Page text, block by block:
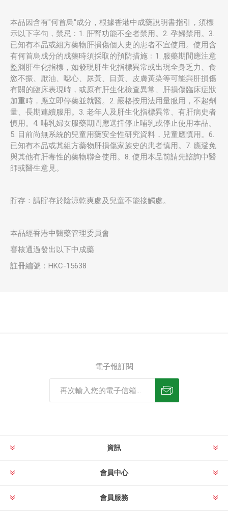
本品因含有"何首烏"成分，根據香港中成藥說明書指引，須標
示以下字句，禁忌﹕1. 肝腎功能不全者禁用。2. 孕婦禁用。3.
已知有本品或組方藥物肝損傷個人史的患者不宜使用。使用含
有何首烏成分的成藥時須採取的預防措施﹕1. 服藥期間應注意
監測肝生化指標，如發現肝生化指標異常或出現全身乏力、食
慾不振、厭油、噁心、尿黃、目黃、皮膚黃染等可能與肝損傷
有關的臨床表現時，或原有肝生化檢查異常、肝損傷臨床症狀
加重時，應立即停藥並就醫。2. 嚴格按用法用量服用，不超劑
量、長期連續服用。3. 老年人及肝生化指標異常、有肝病史者
慎用。4. 哺乳婦女服藥期間應選擇停止哺乳或停止使用本品。
5. 目前尚無系統的兒童用藥安全性研究資料，兒童應慎用。6.
已知有本品或其組方藥物肝損傷家族史的患者慎用。7. 應避免
與其他有肝毒性的藥物聯合使用。8. 使用本品前請先諮詢中醫
師或醫生意見。
貯存：請貯存於陰涼乾爽處及兒童不能接觸處。
本品經香港中醫藥管理委員會
審核通過發出以下中成藥
註冊編號：HKC-15638
電子報訂閱
資訊
會員中心
會員服務